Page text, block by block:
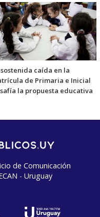
sostenida caída en la
de Primaria e Inicial
la propuesta educativa
de Comunicación
- Uruguay